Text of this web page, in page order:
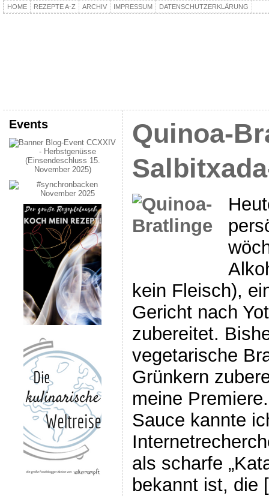
HOME REZEPTE A-Z ARCHIV IMPRESSUM DATENSCHUTZERKLÄRUNG
Events
Quinoa-
kein Fleisch),
Gericht nach
zubereitet.
vegetarische
Grünkern
meine
Sauce kannte
als scharfe
bekannt ist,